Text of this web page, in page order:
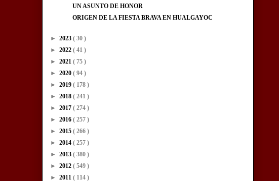
UN ASUNTO DE HONOR
ORIGEN DE LA FIESTA BRAVA EN HUALGAYOC
► 2023 ( 30 )
► 2022 ( 41 )
► 2021 ( 75 )
► 2020 ( 94 )
► 2019 ( 178 )
► 2018 ( 241 )
► 2017 ( 274 )
► 2016 ( 257 )
► 2015 ( 266 )
► 2014 ( 257 )
► 2013 ( 380 )
► 2012 ( 549 )
► 2011 ( 114 )